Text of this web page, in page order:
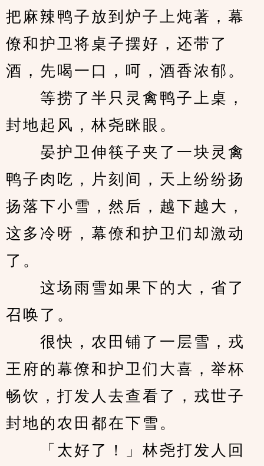
把麻辣鸭子放到炉子上炖著，幕
僚和护卫将桌子摆好，还带了
酒，先喝一口，呵，酒香浓郁。
等捞了半只灵禽鸭子上桌，
封地起风，林尧眯眼。
晏护卫伸筷子夹了一块灵禽
鸭子肉吃，片刻间，天上纷纷扬
扬落下小雪，然后，越下越大，
这多冷呀，幕僚和护卫们却激动
了。
这场雨雪如果下的大，省了
召唤了。
很快，农田铺了一层雪，戎
王府的幕僚和护卫们大喜，举杯
畅饮，打发人去查看了，戎世子
封地的农田都在下雪。
「太好了！」林尧打发人回